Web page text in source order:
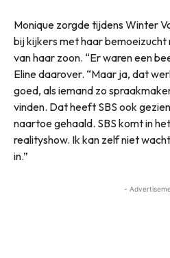
Monique zorgde tijdens Winter
bij kijkers met haar
van haar zoon. “Er waren een
Eline daarover. “Maar ja, dat
goed, als iemand zo
vinden. Dat heeft SBS ook
naartoe gehaald. SBS komt in
realityshow. Ik kan zelf niet
in.”
-